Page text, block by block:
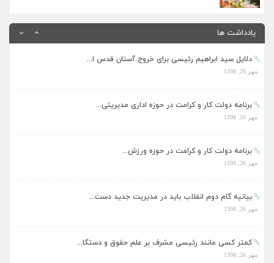
یادداشت ها
مهر 26, 1398
دلایل سید ابراهیم رئیسی برای خروج آستان قدس ا...
مهر 26, 1398
برنامه دولت کار و کرامت در حوزه اداری مدیریتی...
مهر 26, 1398
برنامه دولت کار و کرامت در حوزه ورزش...
مهر 26, 1398
بیانیه گام دوم انقلاب باید در مدیریت جدید دست...
مهر 26, 1398
کمتر کسی مانند رئیسی مشرف بر علم حقوق و دستگا...
مهر 26, 1398